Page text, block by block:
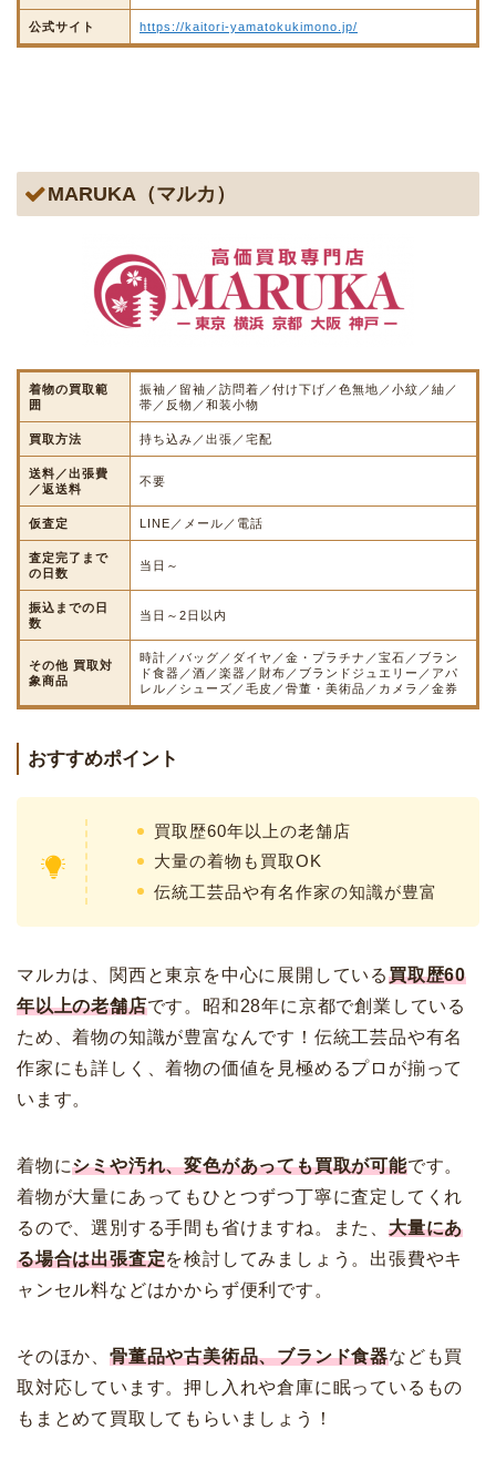
公式サイト https://kaitori-yamatokukimono.jp/
MARUKA（マルカ）
着物の買取範
囲
振袖／留袖／訪問着／付け下げ／色無地／小紋／紬／
帯／反物／和装小物
買取方法 持ち込み／出張／宅配
送料／出張費
／返送料
不要
仮査定 LINE／メール／電話
査定完了まで
の日数
当日～
振込までの日
数
当日～2日以内
その他 買取対
象商品
時計／バッグ／ダイヤ／金・プラチナ／宝石／ブラン
ド食器／酒／楽器／財布／ブランドジュエリー／アパ
レル／シューズ／毛皮／骨董・美術品／カメラ／金券
おすすめポイント
買取歴60年以上の老舗店
大量の着物も買取OK
伝統工芸品や有名作家の知識が豊富
マルカは、関西と東京を中心に展開している買取歴60
年以上の老舗店です。昭和28年に京都で創業している
ため、着物の知識が豊富なんです！伝統工芸品や有名
作家にも詳しく、着物の価値を見極めるプロが揃って
います。
着物にシミや汚れ、変色があっても買取が可能です。
着物が大量にあってもひとつずつ丁寧に査定してくれ
るので、選別する手間も省けますね。また、 大量にあ
る場合は出張査定を検討してみましょう。出張費やキ
ャンセル料などはかからず便利です。
そのほか、 骨董品や古美術品、ブランド食器なども買
取対応しています。押し入れや倉庫に眠っているもの
もまとめて買取してもらいましょう！